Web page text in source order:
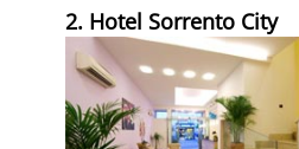
2. Hotel Sorrento City